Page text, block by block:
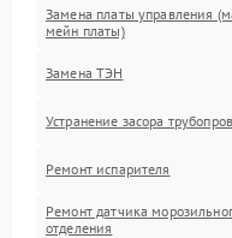
Замена платы управления
мейн платы)
Замена ТЭН
Устранение засора
Ремонт испарителя
Ремонт датчика
отделения